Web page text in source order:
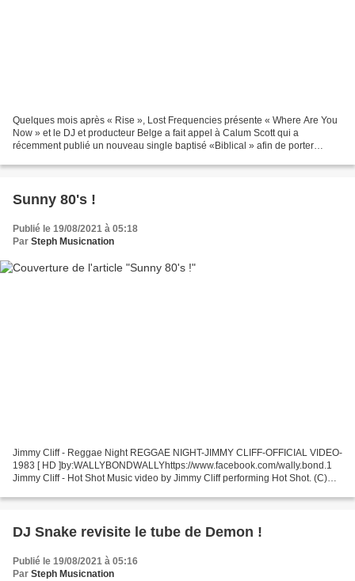
Quelques mois après « Rise », Lost Frequencies présente « Where Are You
Now » et le DJ et producteur Belge a fait appel à Calum Scott qui a
récemment publié un nouveau single baptisé «Biblical » afin de porter
Sunny 80's !
Publié le 19/08/2021 à 05:18
Par Steph Musicnation
Jimmy Cliff - Reggae Night REGGAE NIGHT-JIMMY CLIFF-OFFICIAL VIDEO-
1983 [ HD ]by:WALLYBONDWALLYhttps://www.facebook.com/wally.bond.1
Jimmy Cliff - Hot Shot Music video by Jimmy Cliff performing Hot Shot. (C)
DJ Snake revisite le tube de Demon !
Publié le 19/08/2021 à 05:16
Par Steph Musicnation